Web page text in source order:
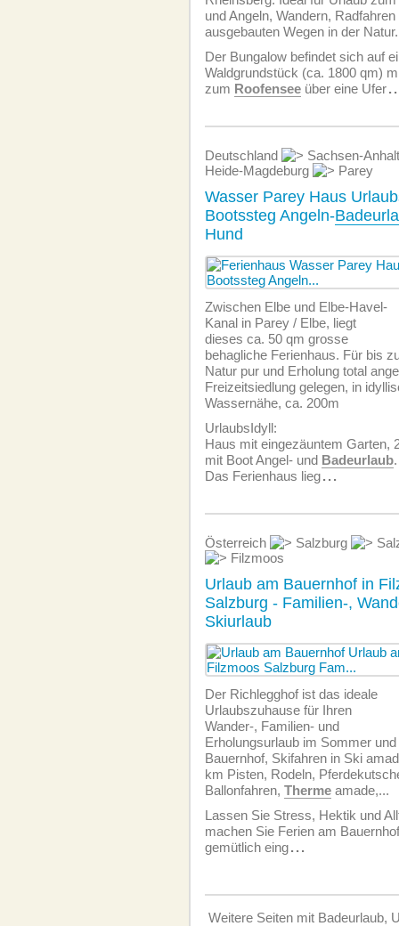
und Angeln, Wandern,
ausgebauten Wegen in der Natur.
Der Bungalow befindet sich auf
Waldgrundstück (ca. 1800 qm)
zum Roofensee über eine Ufer
Deutschland
Sachsen-
Heide-Magdeburg
Parey
Wasser Parey Haus
Bootssteg Angeln-
Hund
Zwischen Elbe und Elbe-Havel-
Kanal in Parey / Elbe, liegt
dieses ca. 50 qm grosse
behagliche Ferienhaus. Für bis
Natur pur und Erholung total
Freizeitsiedlung gelegen, in
Wassernähe, ca. 200m
UrlaubsIdyll:
Haus mit eingezäuntem Garten,
mit Boot Angel- und Badeurlaub.
Das Ferienhaus lieg...
Österreich Salzburg
Filzmoos
Urlaub am Bauernhof in
Salzburg - Familien-,
Skiurlaub
Der Richlegghof ist das ideale
Urlaubszuhause für Ihren
Wander-, Familien- und
Erholungsurlaub im Sommer
Bauernhof, Skifahren in Ski
km Pisten, Rodeln,
Ballonfahren, Therme amade,...
Lassen Sie Stress, Hektik und
machen Sie Ferien am
gemütlich eing...
Weitere Seiten mit Badeurlaub,